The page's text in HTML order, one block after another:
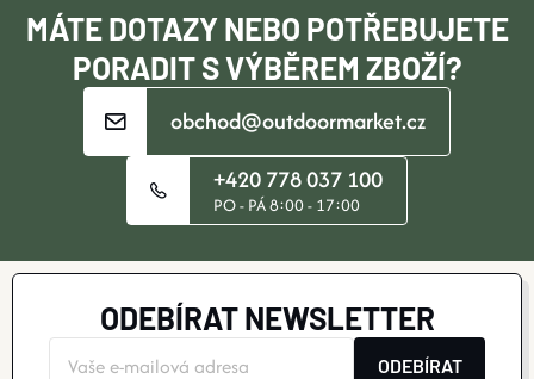
MÁTE DOTAZY NEBO POTŘEBUJETE
PORADIT S VÝBĚREM ZBOŽÍ?
obchod@outdoormarket.cz
+420 778 037 100
PO - PÁ 8:00 - 17:00
ODEBÍRAT NEWSLETTER
ODEBÍRAT